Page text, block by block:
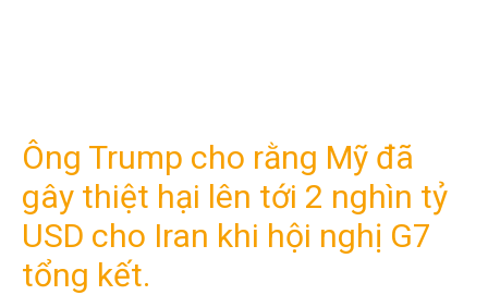
Ông Trump cho rằng Mỹ đã
gây thiệt hại lên tới 2 nghìn tỷ
USD cho Iran khi hội nghị G7
tổng kết.